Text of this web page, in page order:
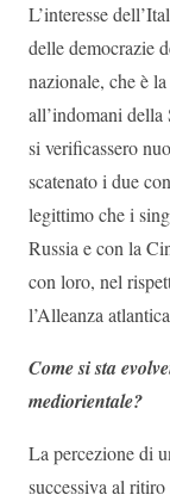
L’interesse
delle democrazie
nazionale, che è
all’indomani
si verificassero
scatenato i due
legittimo che i
Russia e con la
con loro, nel
l’Alleanza
Come si sta
mediorientale?
La percezione di
successiva al